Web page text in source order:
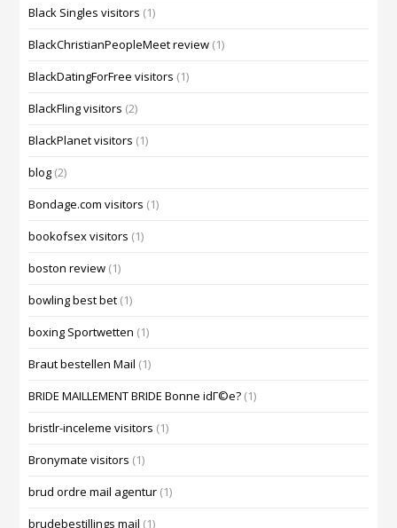
Black Singles visitors (1)
BlackChristianPeopleMeet review (1)
BlackDatingForFree visitors (1)
BlackFling visitors (2)
BlackPlanet visitors (1)
blog (2)
Bondage.com visitors (1)
bookofsex visitors (1)
boston review (1)
bowling best bet (1)
boxing Sportwetten (1)
Braut bestellen Mail (1)
BRIDE MAILLEMENT BRIDE Bonne idГ©e? (1)
bristlr-inceleme visitors (1)
Bronymate visitors (1)
brud ordre mail agentur (1)
brudebestillings mail (1)